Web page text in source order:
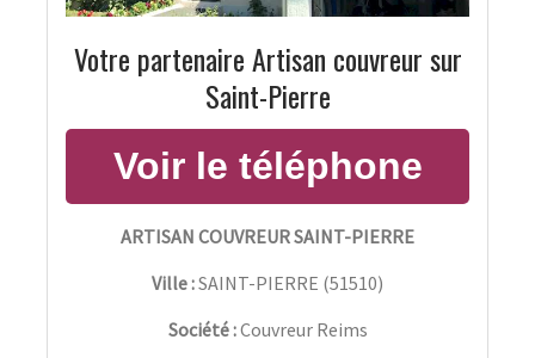
Votre partenaire Artisan couvreur sur
Saint-Pierre
ARTISAN COUVREUR SAINT-PIERRE
Ville :SAINT-PIERRE (51510)
Société :Couvreur Reims